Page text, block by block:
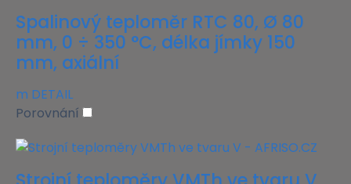
Spalinový teploměr RTC 80, Ø 80
mm, 0 ÷ 350 °C, délka jímky 150
mm, axiální
m DETAIL
Porovnání